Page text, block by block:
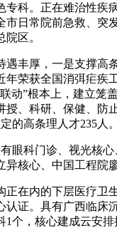
专科。正在难治性疾
市日常院前急救、突
区。
厚，一是支撑高条
年荣获全国消弭疟疾
动”根本上，建立笼
授、科研、保健、防
的高条理人才235人
科门诊、视光核心
异核心、中国工程院
内的下层医疗卫生
认证。具有广西临床
1个，核心建成云安